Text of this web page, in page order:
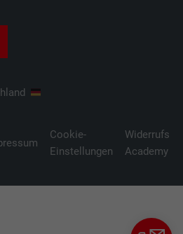
Cookie-
Einstellungen
Academy